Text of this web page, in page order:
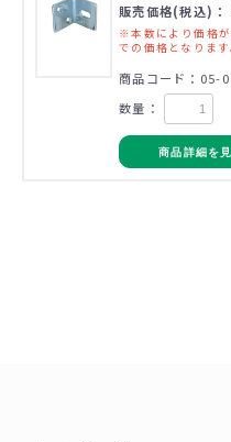
販売価格(税込)
※本数により価格
での価格となります
商品コード：05-
数量：
商品詳細を